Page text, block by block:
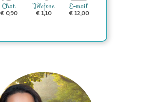
Chat
€ 0,90
Telefone
€ 1,10
E-mail
€ 12,00